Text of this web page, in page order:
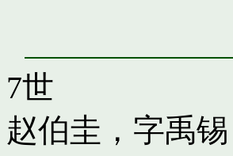
7世
赵伯圭，字禹锡